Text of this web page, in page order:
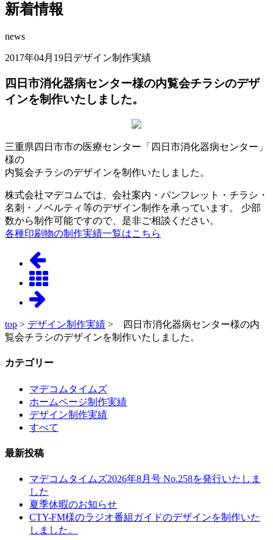
新着情報
news
2017年04月19日 デザイン制作実績
四日市消化器病センター様の内覧会チラシのデザ
インを制作いたしました。
三重県四日市市の医療センター「四日市消化器病センター」
様の
内覧会チラシのデザインを制作いたしました。
株式会社マデコムでは、会社案内・パンフレット・チラシ・
名刺・ノベルティ等のデザイン制作を承っています。 少部
数から制作可能ですので、是非ご相談ください。
各種印刷物の制作実績一覧はこちら
top > デザイン制作実績 > 四日市消化器病センター様の内
覧会チラシのデザインを制作いたしました。
カテゴリー
マデコムタイムズ
ホームページ制作実績
デザイン制作実績
すべて
最新投稿
マデコムタイムズ2026年8月号 No.258を発行いたしま
した
夏季休暇のお知らせ
CTY-FM様のラジオ番組ガイドのデザインを制作いた
しました。